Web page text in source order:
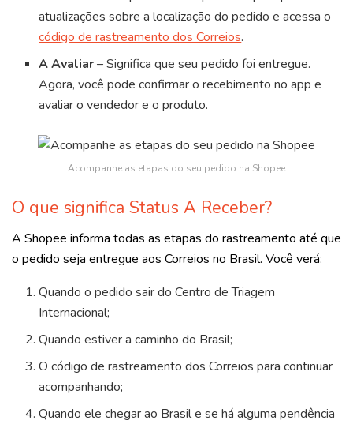
atualizações sobre a localização do pedido e acessa o
código de rastreamento dos Correios.
A Avaliar– Significa que seu pedido foi entregue.
Agora, você pode confirmar o recebimento no app e
avaliar o vendedor e o produto.
Acompanhe as etapas do seu pedido na Shopee
O que significa Status A Receber?
A Shopee informa todas as etapas do rastreamento até que
o pedido seja entregue aos Correios no Brasil. Você verá:
Quando o pedido sair do Centro de Triagem
Internacional;
Quando estiver a caminho do Brasil;
O código de rastreamento dos Correios para continuar
acompanhando;
Quando ele chegar ao Brasil e se há alguma pendência